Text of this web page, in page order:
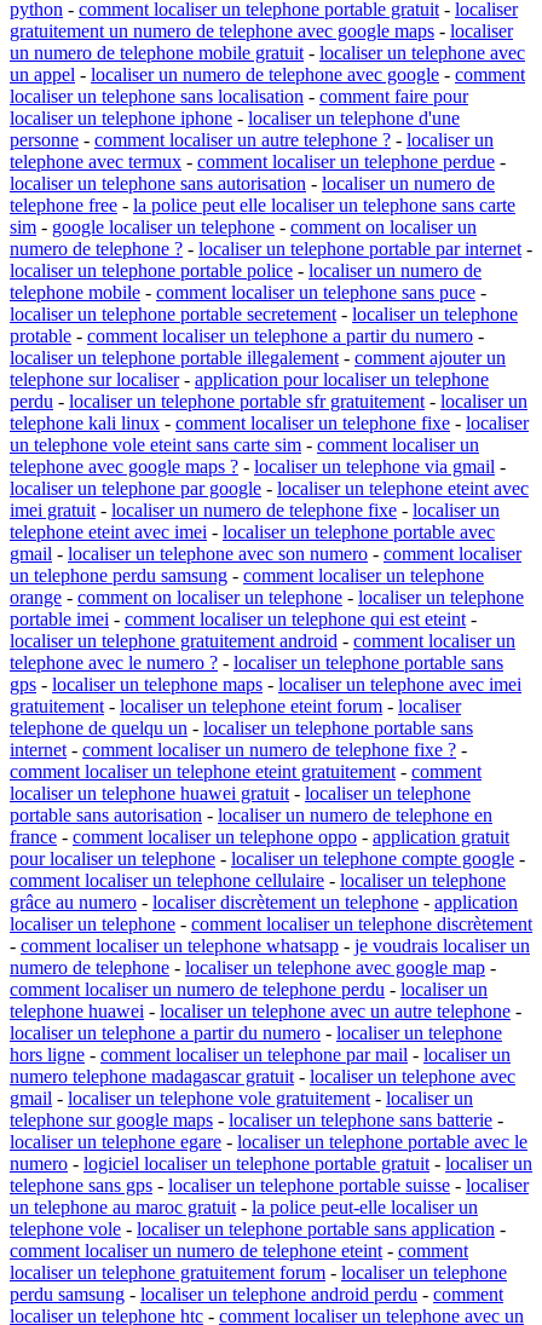
python - comment localiser un telephone portable gratuit - localiser
gratuitement un numero de telephone avec google maps - localiser
un numero de telephone mobile gratuit - localiser un telephone avec
un appel - localiser un numero de telephone avec google - comment
localiser un telephone sans localisation - comment faire pour
localiser un telephone iphone - localiser un telephone d'une
personne - comment localiser un autre telephone ? - localiser un
telephone avec termux - comment localiser un telephone perdue -
localiser un telephone sans autorisation - localiser un numero de
telephone free - la police peut elle localiser un telephone sans carte
sim - google localiser un telephone - comment on localiser un
numero de telephone ? - localiser un telephone portable par internet -
localiser un telephone portable police - localiser un numero de
telephone mobile - comment localiser un telephone sans puce -
localiser un telephone portable secretement - localiser un telephone
protable - comment localiser un telephone a partir du numero -
localiser un telephone portable illegalement - comment ajouter un
telephone sur localiser- application pour localiser un telephone
perdu - localiser un telephone portable sfr gratuitement - localiser un
telephone kali linux - comment localiser un telephone fixe - localiser
un telephone vole eteint sans carte sim - comment localiser un
telephone avec google maps ? - localiser un telephone via gmail -
localiser un telephone par google - localiser un telephone eteint avec
imei gratuit - localiser un numero de telephone fixe - localiser un
telephone eteint avec imei - localiser un telephone portable avec
gmail - localiser un telephone avec son numero - comment localiser
un telephone perdu samsung - comment localiser un telephone
orange - comment on localiser un telephone - localiser un telephone
portable imei - comment localiser un telephone qui est eteint -
localiser un telephone gratuitement android - comment localiser un
telephone avec le numero ? - localiser un telephone portable sans
gps - localiser un telephone maps - localiser un telephone avec imei
gratuitement - localiser un telephone eteint forum - localiser
telephone de quelqu un - localiser un telephone portable sans
internet - comment localiser un numero de telephone fixe ? -
comment localiser un telephone eteint gratuitement - comment
localiser un telephone huawei gratuit - localiser un telephone
portable sans autorisation - localiser un numero de telephone en
france - comment localiser un telephone oppo - application gratuit
pour localiser un telephone - localiser un telephone compte google -
comment localiser un telephone cellulaire - localiser un telephone
grâce au numero - localiser discrètement un telephone - application
localiser un telephone - comment localiser un telephone discrètement
- comment localiser un telephone whatsapp - je voudrais localiser un
numero de telephone - localiser un telephone avec google map -
comment localiser un numero de telephone perdu - localiser un
telephone huawei - localiser un telephone avec un autre telephone -
localiser un telephone a partir du numero - localiser un telephone
hors ligne - comment localiser un telephone par mail - localiser un
numero telephone madagascar gratuit - localiser un telephone avec
gmail - localiser un telephone vole gratuitement - localiser un
telephone sur google maps - localiser un telephone sans batterie -
localiser un telephone egare - localiser un telephone portable avec le
numero - logiciel localiser un telephone portable gratuit - localiser un
telephone sans gps - localiser un telephone portable suisse - localiser
un telephone au maroc gratuit - la police peut-elle localiser un
telephone vole - localiser un telephone portable sans application -
comment localiser un numero de telephone eteint - comment
localiser un telephone gratuitement forum - localiser un telephone
perdu samsung - localiser un telephone android perdu - comment
localiser un telephone htc - comment localiser un telephone avec un